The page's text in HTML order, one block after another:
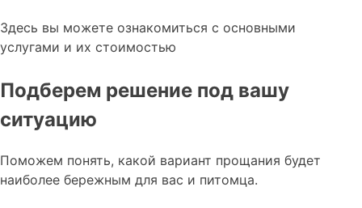
Здесь вы можете ознакомиться с основными
услугами и их стоимостью
Подберем решение под вашу
ситуацию
Поможем понять, какой вариант прощания будет
наиболее бережным для вас и питомца.